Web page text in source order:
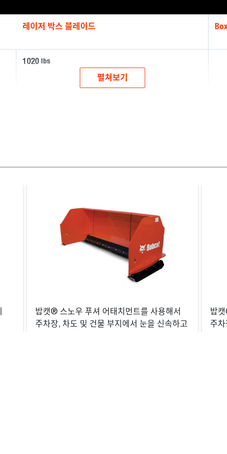
레이저 박스 블레이드
1020 lbs
펼쳐보기
밥캣® 스노우 푸셔 어태치먼트를 사용해서
주차장, 차도 및 건물 부지에서 눈을 신속하고
밥
주